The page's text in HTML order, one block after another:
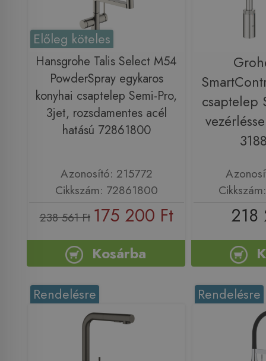
Előleg köteles
Hansgrohe Talis Select M54
PowderSpray egykaros
konyhai csaptelep Semi-Pro,
3jet, rozsdamentes acél
hatású 72861800
Azonosító: 215772
Cikkszám: 72861800
238 561 Ft 175 200 Ft
Kosárba
csaptelep
218
Rendelésre Rendelésre